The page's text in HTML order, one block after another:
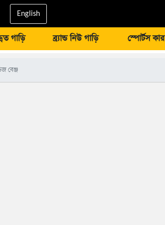
English
গাড়ি ব্র্যান্ড নিউ গাড়ি স্পোর্টস কার
বেঞ্জ